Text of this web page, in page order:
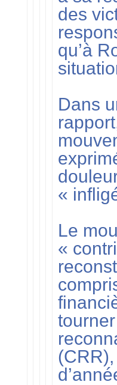
des
qu’à
Dans
«
Le
«